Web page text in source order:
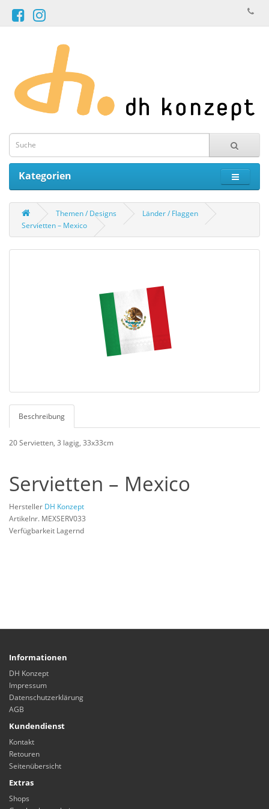
Kategorien
Themen / Designs
Länder / Flaggen
Servietten – Mexico
Beschreibung
20 Servietten, 3 lagig, 33x33cm
Servietten – Mexico
Hersteller DH Konzept
Artikelnr. MEXSERV033
Verfügbarkeit Lagernd
Informationen
DH Konzept
Impressum
Datenschutzerklärung
AGB
Kundendienst
Kontakt
Retouren
Seitenübersicht
Extras
Shops